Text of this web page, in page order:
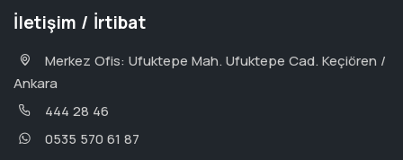
İletişim / İrtibat
Merkez Ofis: Ufuktepe Mah. Ufuktepe Cad. Keçiören /
Ankara
444 28 46
0535 570 61 87